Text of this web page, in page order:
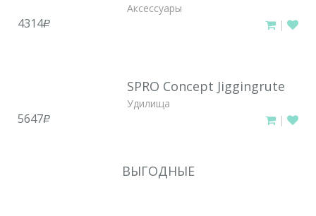
Аксессуары
4314руб. |
SPRO Concept Jiggingrute
Удилища
5647руб. |
ВЫГОДНЫЕ